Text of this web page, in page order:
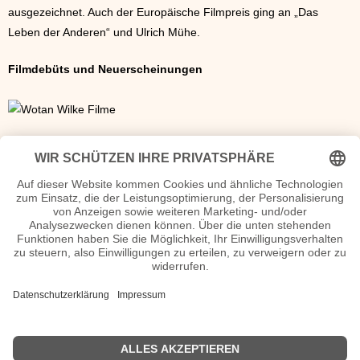
ausgezeichnet. Auch der Europäische Filmpreis ging an „Das
Leben der Anderen“ und Ulrich Mühe.
Filmdebüts und Neuerscheinungen
Top-Kinofilme 2006
Ice Age 2 - Jetzt taut's / 8.747.671
Fluch der Karibik 2 / 7.225.537
The Da Vinci Code - Sakrileg / 5.662.856
Das Parfüm - Die Geschichte des Mörders / 5.596.205
James Bond 007 - Casino Royale / 5.461.490
Deutschland, ein Sommermärchen / 3.992.056
Der Teufel trägt Prada / 2.980.719<< Filmjahr 2005